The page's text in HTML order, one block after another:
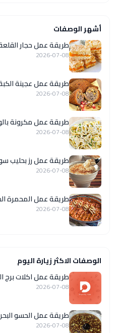
أشهر الوصفات
طريقة عمل حجار
2026-07-08
طريقة عمل عجينة
2026-07-08
طريقة عمل مكرونة
2026-07-08
طريقة عمل رز بحليب سوري بـ
2026-07-08
طريقة عمل المحمرة
2026-07-08
الوصفات الاكثر زيارة اليوم
طريقة عمل اكلات برج
2026-07-08
طريقة عمل الحسو
2026-07-08